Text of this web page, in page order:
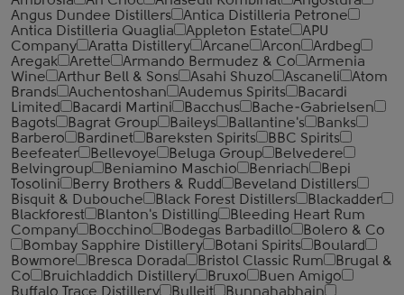
Angus Dundee Distillers
Antica Distilleria Petrone
Antica Distilleria Quaglia
Appleton Estate
APU
Company
Aratta Distillery Arcane Arcon
Ardbeg
Aregak
Arette Armando Bermudez & Co
Armenia
Wine
Arthur Bell & Sons Asahi Shuzo Ascaneli
Atom
Brands
Auchentoshan Audemus Spirits
Bacardi
Limited
Bacardi Martini Bacchus
Bache-Gabrielsen
Bagots
Bagrat Group Baileys Ballantine's
Banks
Barbero
Bardinet Bareksten Spirits
BBC Spirits
Beefeater
Bellevoye Beluga Group
Belvedere
Belvingroup
Beniamino Maschio Benriach
Bepi
Tosolini
Berry Brothers & Rudd
Beveland Distillers
Bisquit & Dubouche
Black Forest Distillers
Blackadder
Blackforest
Blanton's Distilling
Bleeding Heart Rum
Company
Bocchino Bodegas Barbadillo
Bolero & Co
Bombay Sapphire Distillery
Botani Spirits
Boulard
Bowmore
Bresca Dorada Bristol Classic Rum
Brugal &
Co
Bruichladdich Distillery Bruxo
Buen Amigo